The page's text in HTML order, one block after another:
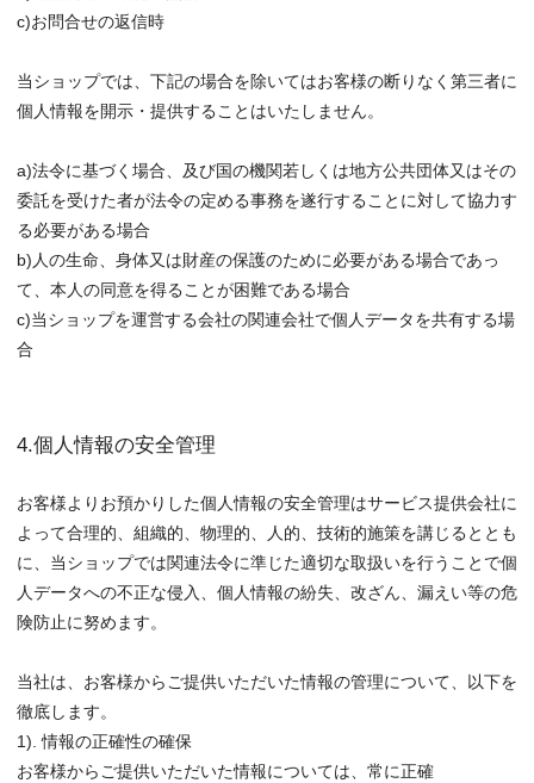
c)お問合せの返信時
当ショップでは、下記の場合を除いてはお客様の断りなく第三者に
個人情報を開示・提供することはいたしません。
a)法令に基づく場合、及び国の機関若しくは地方公共団体又はその
委託を受けた者が法令の定める事務を遂行することに対して協力す
る必要がある場合
b)人の生命、身体又は財産の保護のために必要がある場合であっ
て、本人の同意を得ることが困難である場合
c)当ショップを運営する会社の関連会社で個人データを共有する場
合
4.個人情報の安全管理
お客様よりお預かりした個人情報の安全管理はサービス提供会社に
よって合理的、組織的、物理的、人的、技術的施策を講じるととも
に、当ショップでは関連法令に準じた適切な取扱いを行うことで個
人データへの不正な侵入、個人情報の紛失、改ざん、漏えい等の危
険防止に努めます。
当社は、お客様からご提供いただいた情報の管理について、以下を
徹底します。
1). 情報の正確性の確保
お客様からご提供いただいた情報については、常に正確